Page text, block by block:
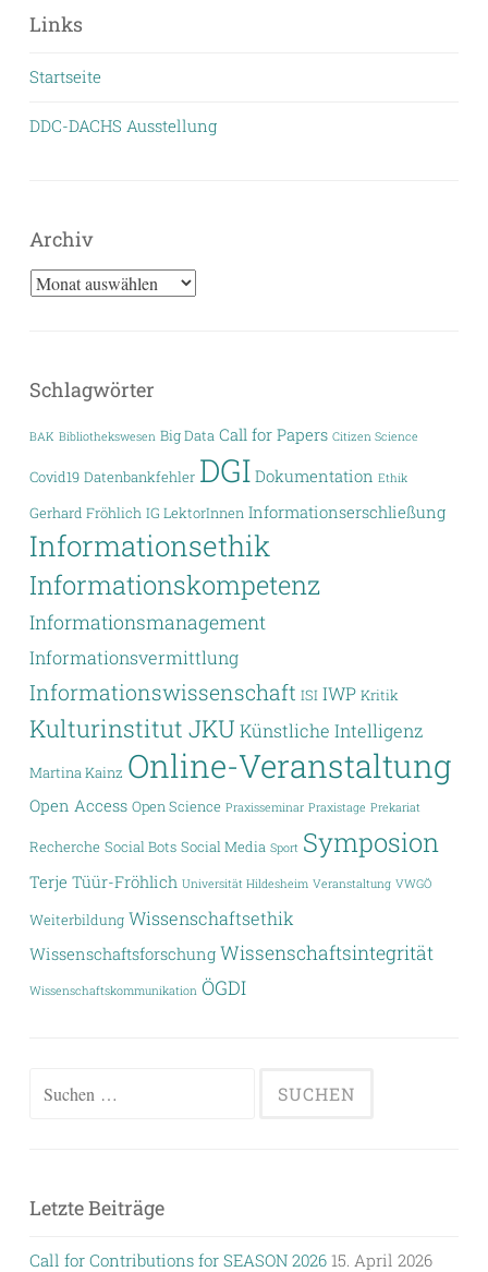
Links
Startseite
DDC-DACHS Ausstellung
Archiv
Archiv
Schlagwörter
BAK Bibliothekswesen Big Data Call for Papers Citizen Science
Covid19 Datenbankfehler DGI Dokumentation Ethik
Gerhard Fröhlich IG LektorInnen Informationserschließung
Informationsethik
Informationskompetenz
Informationsmanagement
Informationsvermittlung
Informationswissenschaft ISI IWP Kritik
Kulturinstitut JKU Künstliche Intelligenz
Martina Kainz Online-Veranstaltung
Open Access Open Science Praxisseminar Praxistage Prekariat
Recherche Social Bots Social Media Sport Symposion
Terje Tüür-Fröhlich Universität Hildesheim Veranstaltung VWGÖ
Weiterbildung Wissenschaftsethik
Wissenschaftsforschung Wissenschaftsintegrität
Wissenschaftskommunikation ÖGDI
Suchen
Letzte Beiträge
Call for Contributions for SEASON 2026 15. April 2026